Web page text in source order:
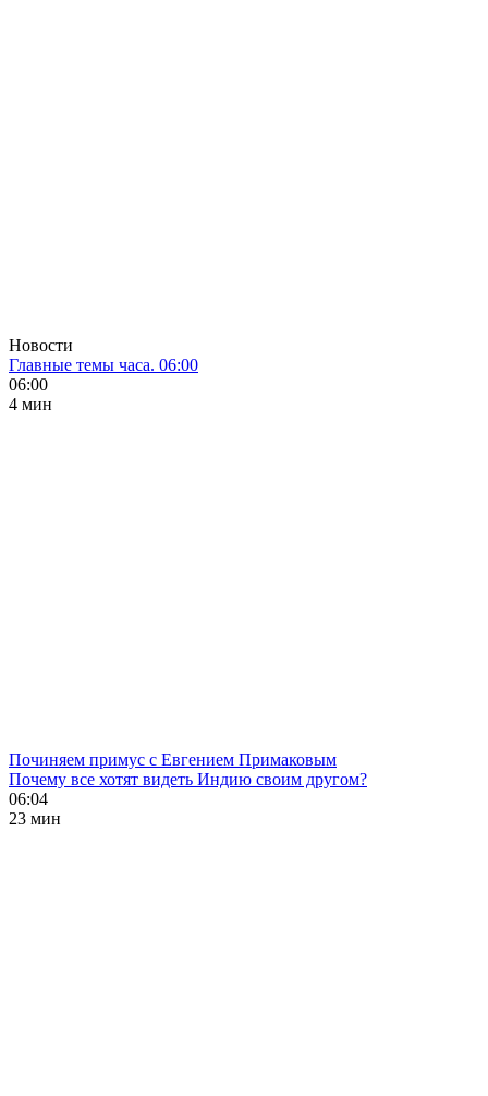
Новости
Главные темы часа. 06:00
06:00
4 мин
Починяем примус с Евгением Примаковым
Почему все хотят видеть Индию своим другом?
06:04
23 мин